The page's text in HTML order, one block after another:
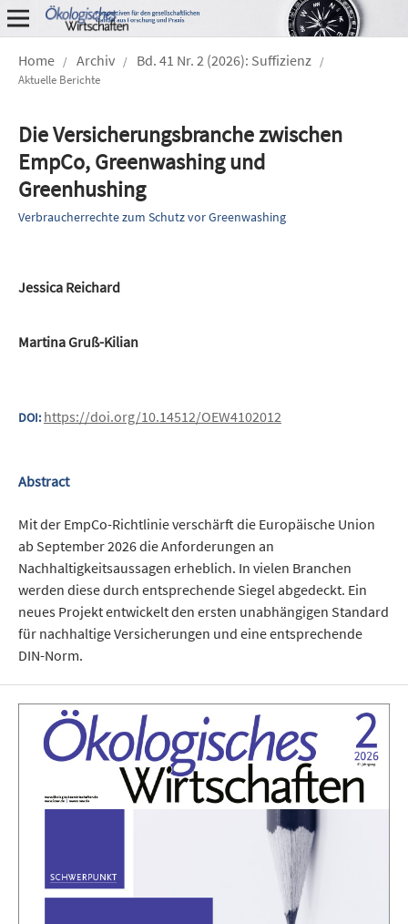
Home / Archiv / Bd. 41 Nr. 2 (2026): Suffizienz /
Aktuelle Berichte
Die Versicherungsbranche zwischen
EmpCo, Greenwashing und
Greenhushing
Verbraucherrechte zum Schutz vor Greenwashing
Jessica Reichard
Martina Gruß-Kilian
DOI: https://doi.org/10.14512/OEW4102012
Abstract
Mit der EmpCo-Richtlinie verschärft die Europäische Union
ab September 2026 die Anforderungen an
Nachhaltigkeitsaussagen erheblich. In vielen Branchen
werden diese durch entsprechende Siegel abgedeckt. Ein
neues Projekt entwickelt den ersten unabhängigen Standard
für nachhaltige Versicherungen und eine entsprechende
DIN-Norm.